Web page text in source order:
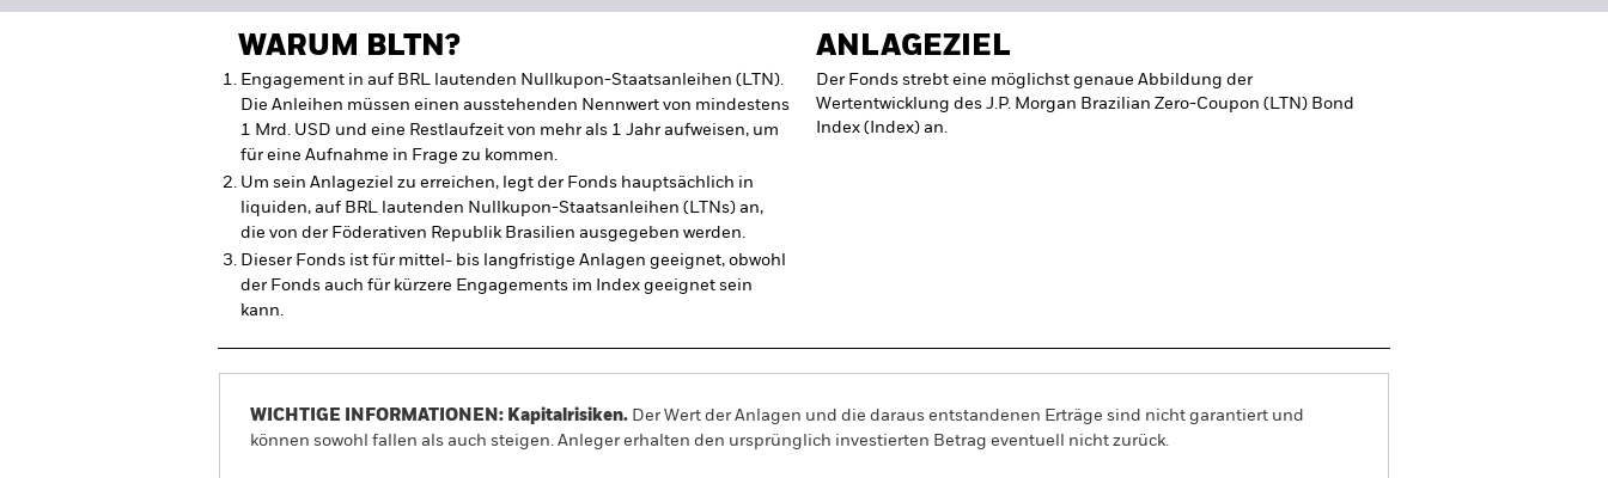
WARUM BLTN ?
Engagement in auf BRL lautenden Nullkupon-Staatsanleihen (LTN).
Die Anleihen müssen einen ausstehenden Nennwert von mindestens
1 Mrd. USD und eine Restlaufzeit von mehr als 1 Jahr aufweisen, um
für eine Aufnahme in Frage zu kommen.
Um sein Anlageziel zu erreichen, legt der Fonds hauptsächlich in
liquiden, auf BRL lautenden Nullkupon-Staatsanleihen (LTNs) an,
die von der Föderativen Republik Brasilien ausgegeben werden.
Dieser Fonds ist für mittel- bis langfristige Anlagen geeignet, obwohl
der Fonds auch für kürzere Engagements im Index geeignet sein
kann.
ANLAGEZIEL
Der Fonds strebt eine möglichst genaue Abbildung der
Wertentwicklung des J.P. Morgan Brazilian Zero-Coupon (LTN) Bond
Index (Index) an.
WICHTIGE INFORMATIONEN: Kapitalrisiken. Der Wert der Anlagen und die daraus entstandenen Erträge sind nicht garantiert und
können sowohl fallen als auch steigen. Anleger erhalten den ursprünglich investierten Betrag eventuell nicht zurück.